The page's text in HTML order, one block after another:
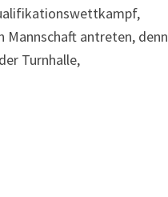
Mannschaft antreten, denn
Turnhalle,